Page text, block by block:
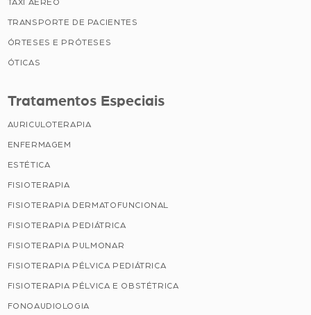
TAXI AÉREO
TRANSPORTE DE PACIENTES
ÓRTESES E PRÓTESES
ÓTICAS
Tratamentos Especiais
AURICULOTERAPIA
ENFERMAGEM
ESTÉTICA
FISIOTERAPIA
FISIOTERAPIA DERMATOFUNCIONAL
FISIOTERAPIA PEDIÁTRICA
FISIOTERAPIA PULMONAR
FISIOTERAPIA PÉLVICA PEDIÁTRICA
FISIOTERAPIA PÉLVICA E OBSTÉTRICA
FONOAUDIOLOGIA